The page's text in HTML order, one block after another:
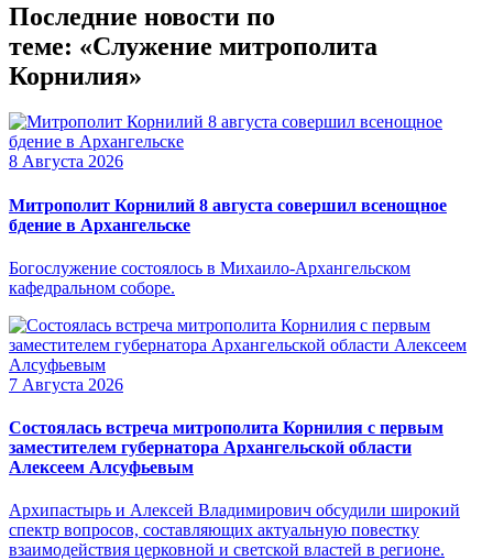
Последние новости по
теме: «Служение митрополита
Корнилия»
8 Августа 2026
Митрополит Корнилий 8 августа совершил всенощное
бдение в Архангельске
Богослужение состоялось в Михаило-Архангельском
кафедральном соборе.
7 Августа 2026
Состоялась встреча митрополита Корнилия с первым
заместителем губернатора Архангельской области
Алексеем Алсуфьевым
Архипастырь и Алексей Владимирович обсудили широкий
спектр вопросов, составляющих актуальную повестку
взаимодействия церковной и светской властей в регионе.